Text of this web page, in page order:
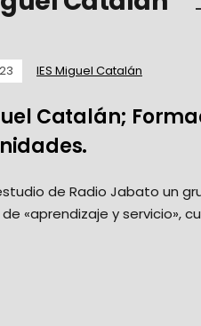
IES Miguel Catalán
Catalán;
de Radio Jabato un
«aprendizaje y servicio»,